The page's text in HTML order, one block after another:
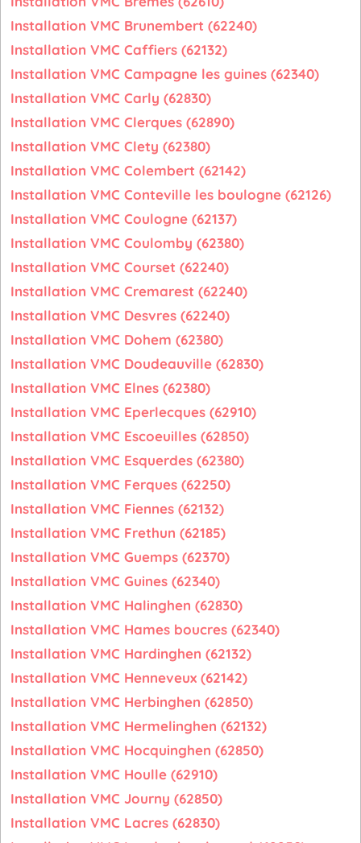
Installation VMC Brunembert (62240)
Installation VMC Caffiers (62132)
Installation VMC Campagne les guines (62340)
Installation VMC Carly (62830)
Installation VMC Clerques (62890)
Installation VMC Clety (62380)
Installation VMC Colembert (62142)
Installation VMC Conteville les boulogne (62126)
Installation VMC Coulogne (62137)
Installation VMC Coulomby (62380)
Installation VMC Courset (62240)
Installation VMC Cremarest (62240)
Installation VMC Desvres (62240)
Installation VMC Dohem (62380)
Installation VMC Doudeauville (62830)
Installation VMC Elnes (62380)
Installation VMC Eperlecques (62910)
Installation VMC Escoeuilles (62850)
Installation VMC Esquerdes (62380)
Installation VMC Ferques (62250)
Installation VMC Fiennes (62132)
Installation VMC Frethun (62185)
Installation VMC Guemps (62370)
Installation VMC Guines (62340)
Installation VMC Halinghen (62830)
Installation VMC Hames boucres (62340)
Installation VMC Hardinghen (62132)
Installation VMC Henneveux (62142)
Installation VMC Herbinghen (62850)
Installation VMC Hermelinghen (62132)
Installation VMC Hocquinghen (62850)
Installation VMC Houlle (62910)
Installation VMC Journy (62850)
Installation VMC Lacres (62830)